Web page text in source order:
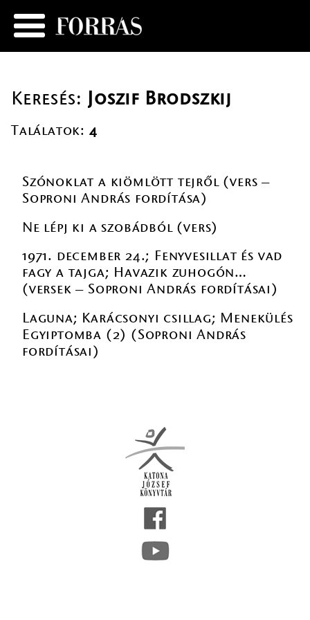
Keresés: Joszif Brodszkij
Találatok: 4
Szónoklat a kiömlött tejről (vers –
Soproni András fordítása)
Ne lépj ki a szobádból (vers)
1971. december 24.; Fenyvesillat és vad
fagy a tajga; Havazik zuhogón…
(versek – Soproni András fordításai)
Laguna; Karácsonyi csillag; Menekülés
Egyiptomba (2) (Soproni András
fordításai)